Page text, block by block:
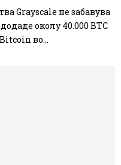
Grayscale не забавува
околу 40.000 BTC
во...